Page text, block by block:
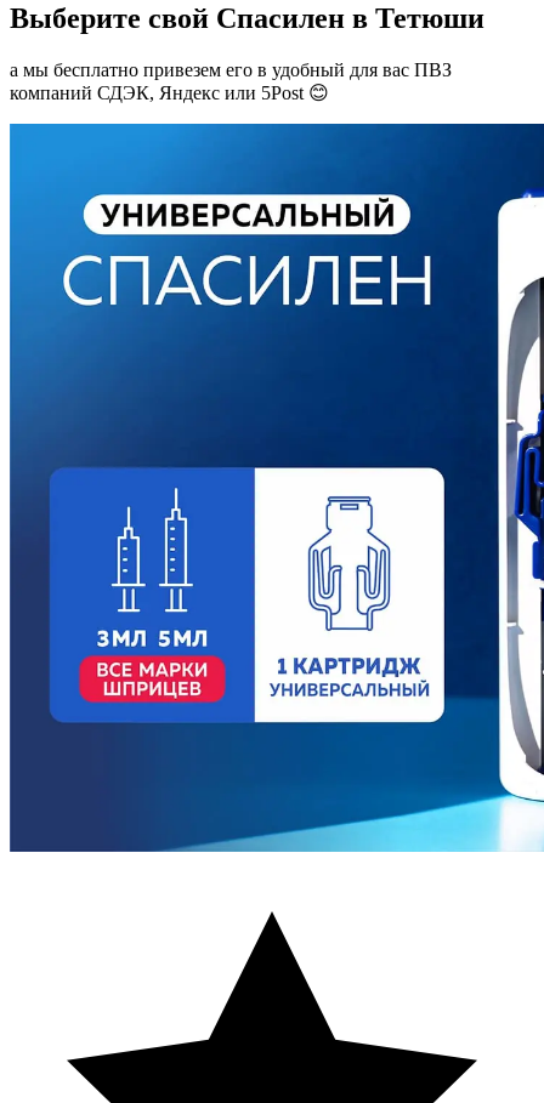
Выберите свой Спасилен в Тетюши
а мы бесплатно привезем его в удобный для вас ПВЗ
компаний СДЭК, Яндекс или 5Post 😊